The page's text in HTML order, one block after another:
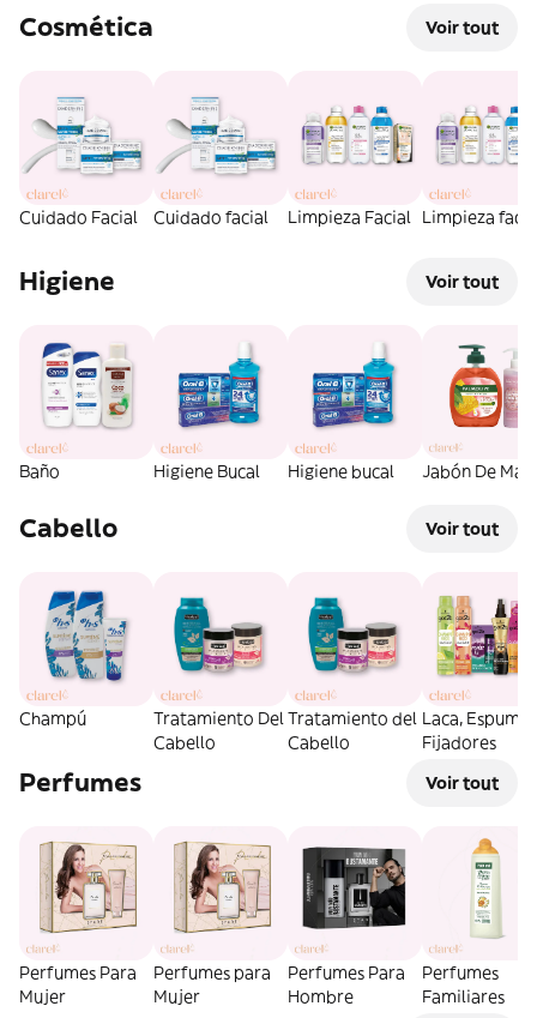
Cosmética Voir tout
Cuidado Facial Cuidado facial Limpieza Facial Limpieza
Higiene Voir tout
Baño Higiene Bucal Higiene bucal Jabón De
Cabello Voir tout
Champú
Tratamiento Del
Cabello
Tratamiento del
Cabello
Laca, Espuma
Fijadores
Perfumes Voir tout
Perfumes Para
Mujer
Perfumes para
Mujer
Perfumes Para
Hombre
Perfumes
Familiares